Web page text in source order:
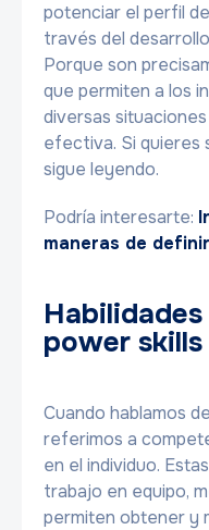
potenciar el perfil
través del
Porque son
que permiten a los
diversas
efectiva. Si quieres
sigue leyendo.
Podría interesarte:
maneras de
power skills
Cuando hablamos
referimos a
en el individuo.
trabajo en equipo,
permiten obtener y